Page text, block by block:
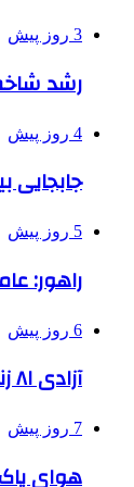
3 روز پیش
رشد
4 روز پیش
جابجایی بیش از ۷۱۶ هزار مسافر با متروی
5 روز پیش
راهور:
6 روز پیش
آزادی ۸۱ زندانی جرایم غیرعمد در تهران همزمان با اربعین
7 روز پیش
هوای